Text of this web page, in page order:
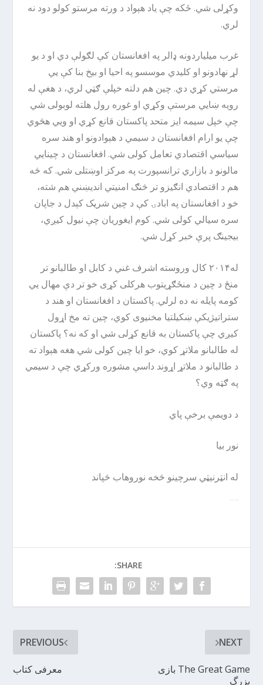
وکړلی شي. ځکه چې یاد هېواد د ورته مرستو کولو دود نه
لري.
غرب میلیاردونه ډالر په افغانستان کې لګولې دي او د یو
لړ نهادونو او کلیدي موسسو په احیا او بیخ بنا کې یي
مرستي کړي دي. چین هم دلته خپلې ګټي لري، د هغې له
رویه ښایي مرستې وکړي او غوره رول هلته لوبولی شي
چې خپل سیمه ایز متحد پاکستان قانع کړي او ویي هڅوي
چې یو ارام افغانستان د سیمي د هېوادونو او هند سره
سیاسي اقتصادي تعامل کولی شي. افغانستان د چینایي
مالونو د بازاري ترانسپورت په مرکز اوښتلی شي. که څه
هم د اقتصادي انګیزو تر څنګ امنیتي اندیښني هم شته،
خو د افغانستان په ابادۍ کې د چین شریک کېدل د جاپان
سره سیالي کولی شي. کوم ایغوریان چې نیول کیږي،
بیجینګ پرې خبر کړل شي.
له۲۰۱۴ کال وروسته اشرف غني د کابل او طالبانو تر
منځ د چین د منځګړیتوب هرکلی کړی خو تر دې مهال یي
کومه پایله نه ده لرلي. پاکستان د افغانستان او هند د
ستراتیژیکې ښکیلتیا مخنیوی کوي، چین ته مخ اړول
کیږي چې پاکستان به قانع کړلی شي او که نه؟ پاکستان
له طالبانو ملاتړ کوي، خو ایا چین کولی شي هغه هېواد ته
د طالبانو د ملاتړ اړوند داسې مشوره ورکړي چې د سیمي
په ګټه وي؟
د دویمې برخې پاي
نور بیا
له انټرنیټي سرچینو څخه نوروهاب څپاند
SHARE:
PREVIOUS
معرفی کتاب
NEXT
The Great Game بازی
بزرگ